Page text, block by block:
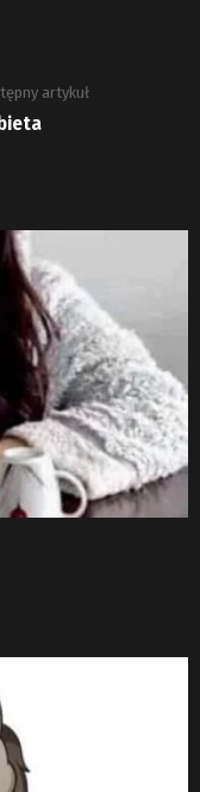
artykuł